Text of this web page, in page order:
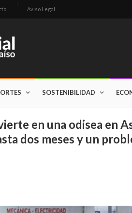
Aviso Legal
SOSTENIBILIDAD
en una odisea en
dos meses y un